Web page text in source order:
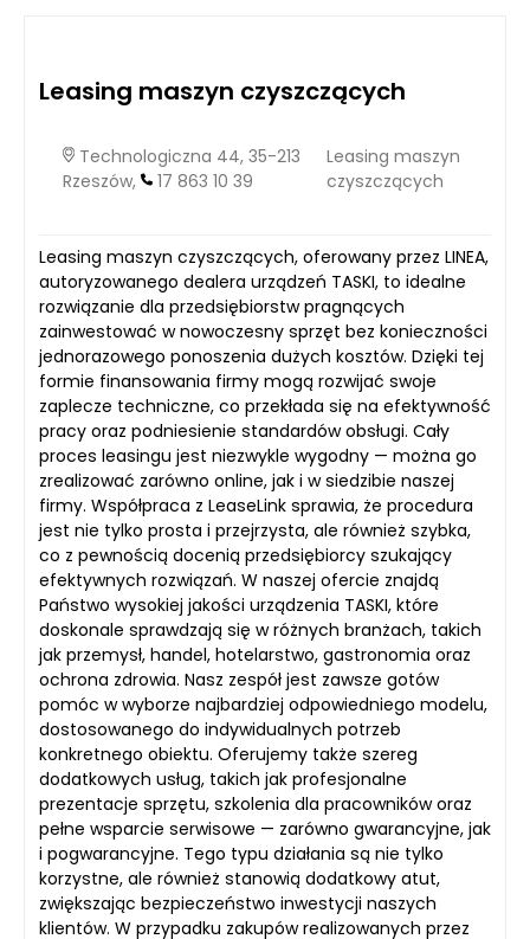
Leasing maszyn czyszczących
Technologiczna 44, 35-213
Rzeszów,
17 863 10 39
Leasing maszyn
czyszczących
Leasing maszyn czyszczących, oferowany przez LINEA,
autoryzowanego dealera urządzeń TASKI, to idealne
rozwiązanie dla przedsiębiorstw pragnących
zainwestować w nowoczesny sprzęt bez konieczności
jednorazowego ponoszenia dużych kosztów. Dzięki tej
formie finansowania firmy mogą rozwijać swoje
zaplecze techniczne, co przekłada się na efektywność
pracy oraz podniesienie standardów obsługi. Cały
proces leasingu jest niezwykle wygodny — można go
zrealizować zarówno online, jak i w siedzibie naszej
firmy. Współpraca z LeaseLink sprawia, że procedura
jest nie tylko prosta i przejrzysta, ale również szybka,
co z pewnością docenią przedsiębiorcy szukający
efektywnych rozwiązań. W naszej ofercie znajdą
Państwo wysokiej jakości urządzenia TASKI, które
doskonale sprawdzają się w różnych branżach, takich
jak przemysł, handel, hotelarstwo, gastronomia oraz
ochrona zdrowia. Nasz zespół jest zawsze gotów
pomóc w wyborze najbardziej odpowiedniego modelu,
dostosowanego do indywidualnych potrzeb
konkretnego obiektu. Oferujemy także szereg
dodatkowych usług, takich jak profesjonalne
prezentacje sprzętu, szkolenia dla pracowników oraz
pełne wsparcie serwisowe — zarówno gwarancyjne, jak
i pogwarancyjne. Tego typu działania są nie tylko
korzystne, ale również stanowią dodatkowy atut,
zwiększając bezpieczeństwo inwestycji naszych
klientów. W przypadku zakupów realizowanych przez